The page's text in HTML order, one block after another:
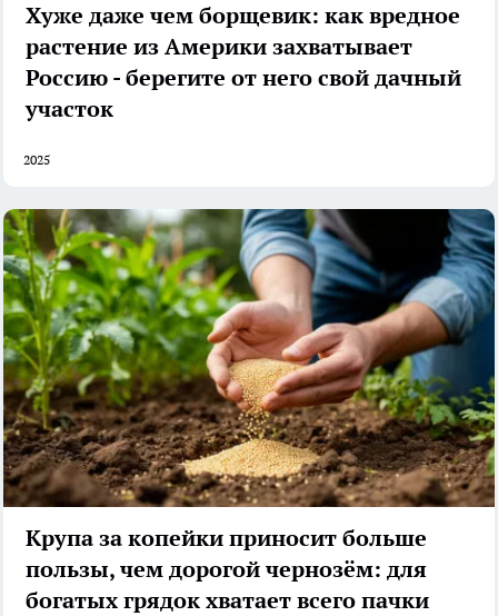
Хуже даже чем борщевик: как вредное
растение из Америки захватывает
Россию - берегите от него свой дачный
участок
2025
Крупа за копейки приносит больше
пользы, чем дорогой чернозём: для
богатых грядок хватает всего пачки